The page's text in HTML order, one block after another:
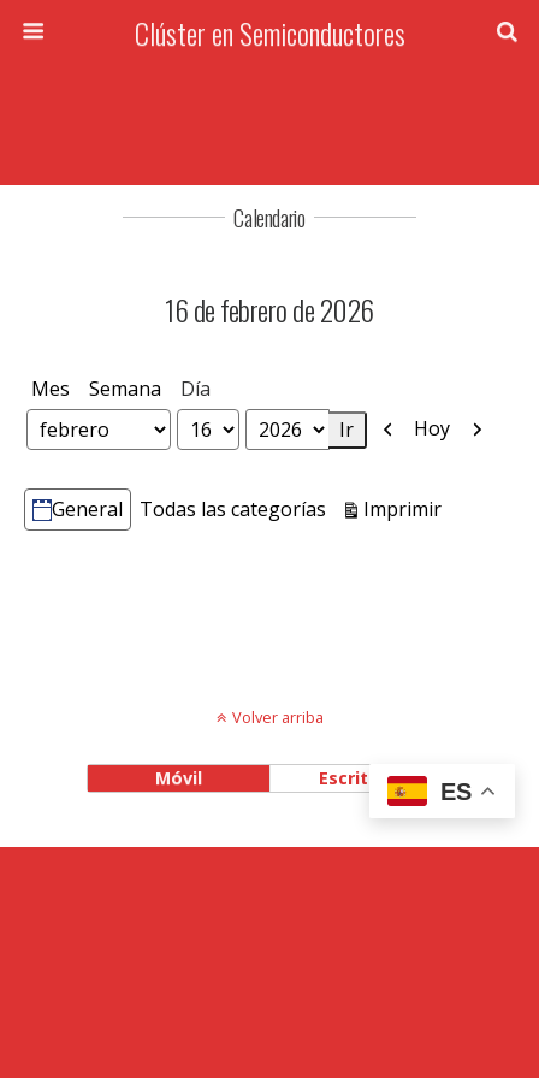
Clúster en Semiconductores
Calendario
16 de febrero de 2026
Mes Semana Día
Mes
Día
Año
Anterior
Hoy
Categorías
General Todas las categorías ImprimirVistas
Volver arriba
Móvil Escritorio
ES